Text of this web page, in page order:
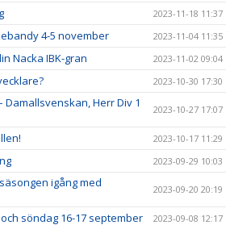
2023-11-18 11:37
4-5 november 2023-11-04 11:35
Nacka IBK-gran 2023-11-02 09:04
2023-10-30 17:30
Herr Div 1
2023-10-27 17:07
2023-10-17 11:29
2023-09-29 10:03
igång med
2023-09-20 20:19
söndag 16-17 september 2023-09-08 12:17